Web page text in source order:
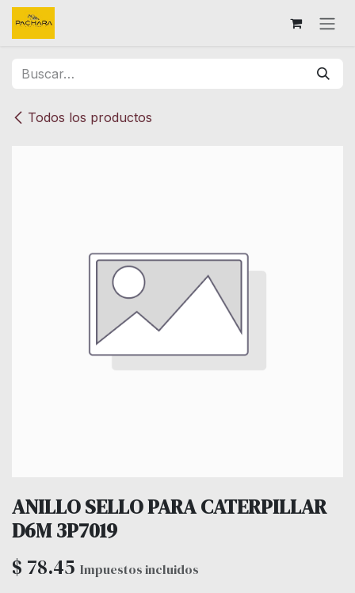
Ir al contenido
Todos los productos
ANILLO SELLO PARA CATERPILLAR
D6M 3P7019
$ 78.45 Impuestos incluidos